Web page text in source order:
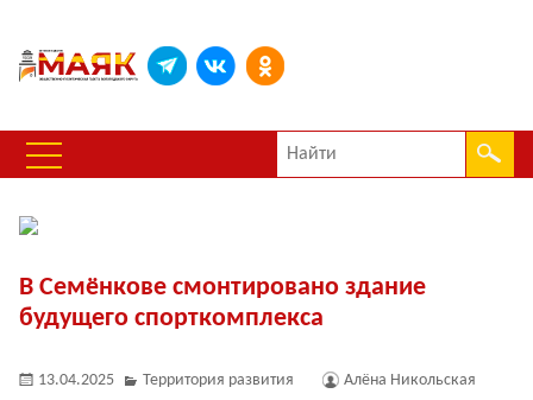
В Семёнкове смонтировано здание
будущего спорткомплекса
13.04.2025 Территория развития Алёна Никольская